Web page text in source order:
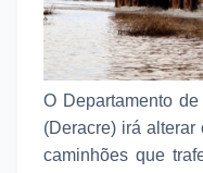
O Departamento
(Deracre) irá
caminhões que